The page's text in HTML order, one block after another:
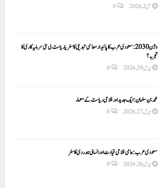
مئی 2, 2026 0
وژن 2030:سعودی عرب کا پائیدار معاشی تبدیلی کا سفر یا ریاست کی نئی سرمایہ کاری کا
تجربہ؟
اپریل 29, 2026 0
محمد بن سلمان: ایک جدید اور فلاحی ریاست کے معمار
اپریل 27, 2026 0
سعودی عرب: عالمی فلاحی قیادت اور انسانی ہمدردی کا سفر
اپریل 26, 2026 0